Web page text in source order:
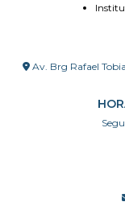
Av. Brg Rafael